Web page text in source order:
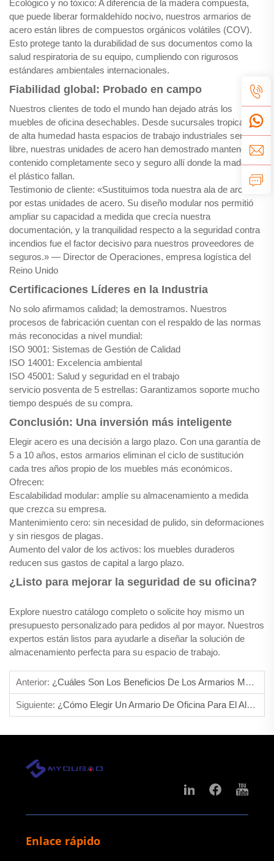
Ecológico y no tóxico: A diferencia de la madera compuesta,
que puede liberar formaldehído nocivo, nuestros armarios de
acero están libres de compuestos orgánicos volátiles (COV).
Esto protege tanto la durabilidad de sus documentos como la
salud respiratoria de su equipo, cumpliendo con rigurosos
estándares ambientales internacionales.
Fiabilidad global: Probado en campo
Nuestros clientes de todo el mundo han dejado atrás los
muebles de oficina desechables. Desde sucursales tropicales
de alta humedad hasta espacios de trabajo industriales semiaire
libre, nuestras unidades de acero han demostrado mantener el
contenido completamente seco y seguro allí donde la madera y
el plástico fallan.
Testimonio de cliente: «Sustituimos toda nuestra ala de archivos
por estas unidades de acero. Su diseño modular nos permitió
ampliar su capacidad a medida que crecía nuestra
documentación, y la tranquilidad respecto a la seguridad contra
incendios fue el factor decisivo para nuestros proveedores de
seguros.» — Director de Operaciones, empresa logística del
Reino Unido
Certificaciones Líderes en la Industria
No solo afirmamos calidad; la demostramos. Nuestros
procesos de fabricación cuentan con el respaldo de las normas
más reconocidas a nivel mundial:
ISO 9001: Sistemas de Gestión de Calidad
ISO 14001: Excelencia ambiental
ISO 45001: Salud y seguridad en el trabajo
servicio posventa de 5 estrellas: Garantizamos soporte mucho
tiempo después de su compra.
Conclusión: Una inversión más inteligente
Elegir acero es una decisión a largo plazo. Con una garantía de
5 a 10 años, estos armarios eliminan el ciclo de sustitución
cada tres años propio de los muebles más económicos.
Ofrecen:
Escalabilidad modular: amplíe su almacenamiento a medida
que crezca su empresa.
Mantenimiento cero: sin necesidad de pulido, sin deformaciones
y sin riesgos de plagas.
Aumento del valor de los activos: los muebles duraderos
reducen sus gastos de capital a largo plazo.
¿Listo para mejorar la seguridad de su oficina?
Explore nuestro catálogo completo o solicite hoy mismo un
presupuesto personalizado para pedidos al por mayor. Nuestros
expertos están listos para ayudarle a diseñar la solución de
almacenamiento perfecta para su espacio de trabajo.
Anterior: ¿Cuáles Son Los Beneficios De Los Armarios Metálicos De Almacenamiento?
Siguiente: ¿Cómo Elegir Un Armario De Oficina Para El Almacenamiento De Documentos?
Enlace rápido